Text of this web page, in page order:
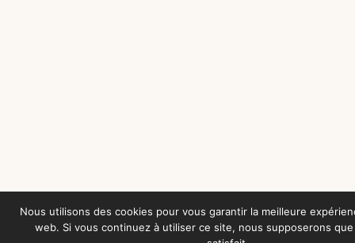
Nous utilisons des cookies pour vous garantir la meilleure
web. Si vous continuez à utiliser ce site, nous supposerons